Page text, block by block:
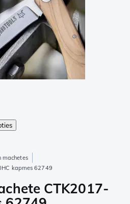
machetes
kapmes 62749
CTK2017-